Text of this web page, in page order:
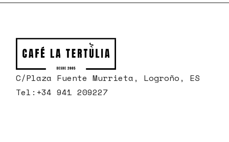
C/Plaza Fuente Murrieta, Logroño, ES
Tel: +34 941 209227